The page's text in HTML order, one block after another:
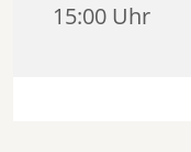
15:00 Uhr